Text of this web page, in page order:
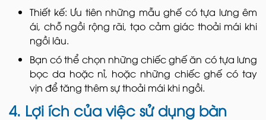
Thiết kế: Ưu tiên những mẫu ghế có tựa lưng êm
ái, chỗ ngồi rộng rãi, tạo cảm giác thoải mái khi
ngồi lâu.
Bạn có thể chọn những chiếc ghế ăn có tựa lưng
bọc da hoặc nỉ, hoặc những chiếc ghế có tay
vịn để tăng thêm sự thoải mái khi ngồi.
4. Lợi ích của việc sử dụng bàn